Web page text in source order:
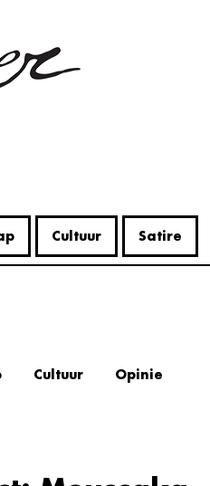
Cultuur Satire
Cultuur Opinie